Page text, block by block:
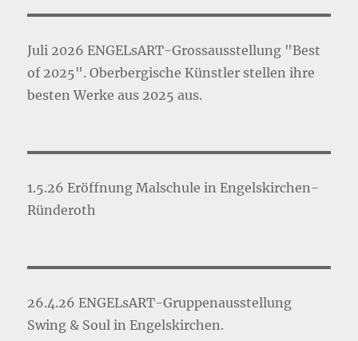
Juli 2026 ENGELsART-Grossausstellung "Best
of 2025". Oberbergische Künstler stellen ihre
besten Werke aus 2025 aus.
1.5.26 Eröffnung Malschule in Engelskirchen-
Ründeroth
26.4.26 ENGELsART-Gruppenausstellung
Swing & Soul in Engelskirchen.